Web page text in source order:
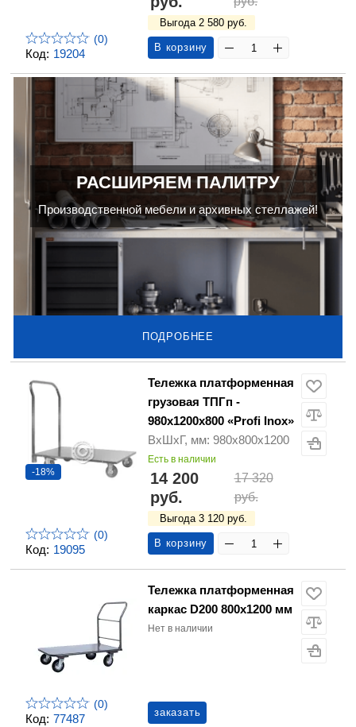
Код: 19204
(0)
Выгода 2 580 руб.
В корзину
РАСШИРЯЕМ ПАЛИТРУ
Производственной мебели и архивных стеллажей!
ПОДРОБНЕЕ
Код: 19095
-18%
(0)
Тележка платформенная
грузовая ТПГп -
980х1200х800 «Profi Inox»
ВхШхГ, мм: 980х800х1200
Есть в наличии
14 200
руб.
17 320
руб.
Выгода 3 120 руб.
В корзину
Код: 77487
(0)
Тележка платформенная
каркас D200 800x1200 мм
Нет в наличии
заказать